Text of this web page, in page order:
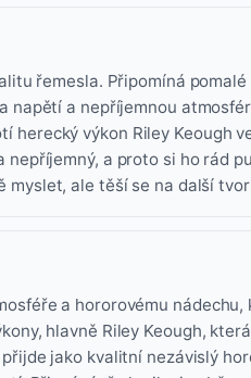
řemesla. Připomíná
napětí a nepříjemnou
herecký výkon Riley Keough
a proto si ho rád
myslet, ale těší se na další
a hororovému nádechu,
hlavně Riley Keough,
jako kvalitní nezávislý